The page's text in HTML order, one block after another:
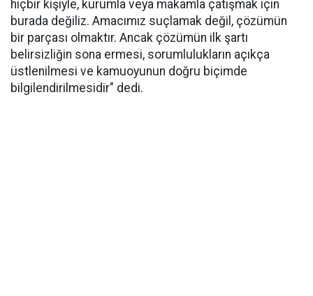
hiçbir kişiyle, kurumla veya makamla çatışmak için
burada değiliz. Amacımız suçlamak değil, çözümün
bir parçası olmaktır. Ancak çözümün ilk şartı
belirsizliğin sona ermesi, sorumlulukların açıkça
üstlenilmesi ve kamuoyunun doğru biçimde
bilgilendirilmesidir" dedi.